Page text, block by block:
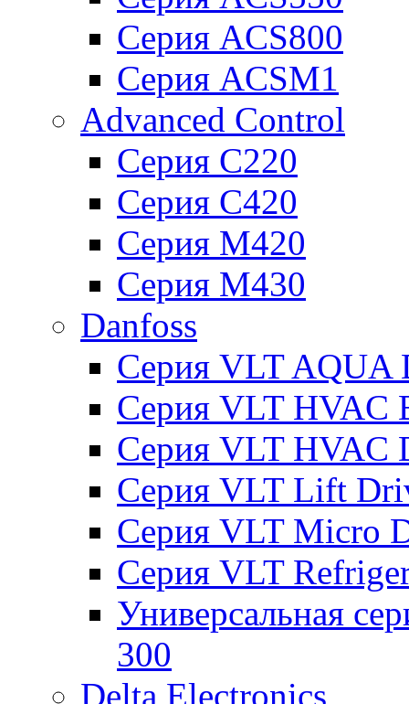
Серия ACS800
Серия ACSM1
Advanced Control
Серия C220
Серия C420
Серия M420
Серия M430
Danfoss
Серия VLT AQUA
Серия VLT HVAC
Серия VLT HVAC
Серия VLT Lift
Серия VLT Micro
Серия VLT
Универсальная
300
Delta Electronics